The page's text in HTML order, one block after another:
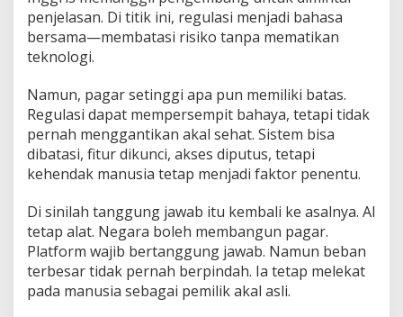
penjelasan. Di titik ini, regulasi menjadi bahasa
bersama—membatasi risiko tanpa mematikan
teknologi.
Namun, pagar setinggi apa pun memiliki batas.
Regulasi dapat mempersempit bahaya, tetapi tidak
pernah menggantikan akal sehat. Sistem bisa
dibatasi, fitur dikunci, akses diputus, tetapi
kehendak manusia tetap menjadi faktor penentu.
Di sinilah tanggung jawab itu kembali ke asalnya. AI
tetap alat. Negara boleh membangun pagar.
Platform wajib bertanggung jawab. Namun beban
terbesar tidak pernah berpindah. Ia tetap melekat
pada manusia sebagai pemilik akal asli.